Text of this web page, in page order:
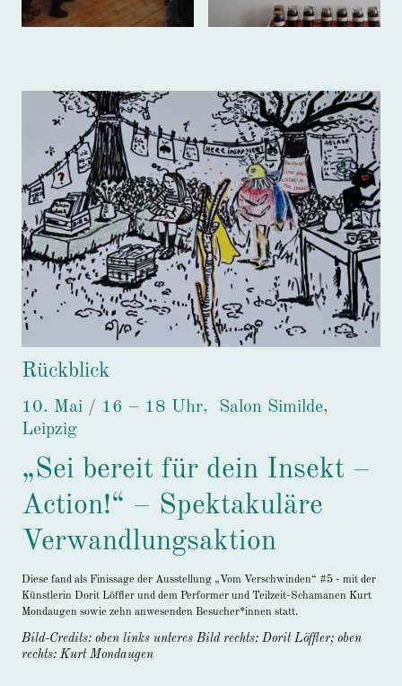
Rückblick
10. Mai / 16 – 18 Uhr, Salon Similde,
Leipzig
„Sei bereit für dein Insekt –
Action!“ – Spektakuläre
Verwandlungsaktion
Diese fand als Finissage der Ausstellung „Vom Verschwinden“ #5 - mit der
Künstlerin Dorit Löffler und dem Performer und Teilzeit-Schamanen Kurt
Mondaugen sowie zehn anwesenden Besucher*innen statt.
Bild-Credits: oben links unteres Bild rechts: Dorit Löffler; oben
rechts: Kurt Mondaugen